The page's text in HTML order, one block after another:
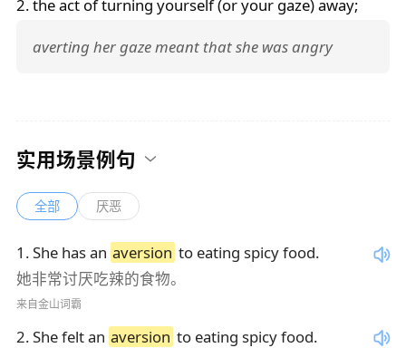
2. the act of turning yourself (or your gaze) away;
averting her gaze meant that she was angry
实用场景例句
全部 厌恶
1 .She has an aversion to eating spicy food.
她非常讨厌吃辣的食物。
来自金山词霸
2.She felt an aversion to eating spicy food.